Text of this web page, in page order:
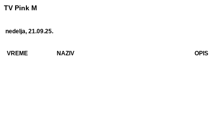
TV Pink M
nedelja, 21.09.25.
VREME NAZIV OPIS